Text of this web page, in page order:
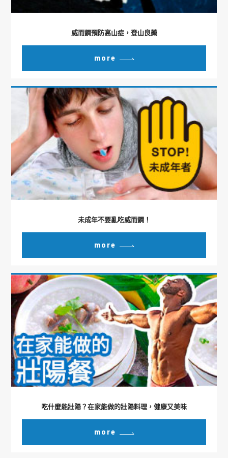
威而鋼預防高山症，登山良藥
more
未成年不要亂吃威而鋼！
more
吃什麼能壯陽？在家能做的壯陽料理，健康又美味
more